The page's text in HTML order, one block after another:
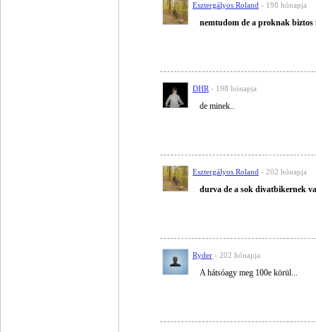
Esztergályos Roland - 198 hónapja
nemtudom de a proknak biztos
DHR - 198 hónapja
de minek..
Esztergályos Roland - 202 hónapja
durva de a sok divatbikernek
Ryder - 202 hónapja
A hátsóagy meg 100e körül...